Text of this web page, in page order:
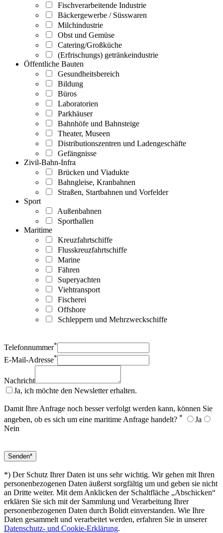
Fischverarbeitende Industrie
Bäckergewerbe / Süsswaren
Milchindustrie
Obst und Gemüse
Catering/Großküche
(Erfrischungs) getränkeindustrie
Öffentliche Bauten
Gesundheitsbereich
Bildung
Büros
Laboratorien
Parkhäuser
Bahnhöfe und Bahnsteige
Theater, Museen
Distributionszentren und Ladengeschäfte
Gefängnisse
Zivil-Bahn-Infra
Brücken und Viadukte
Bahngleise, Kranbahnen
Straßen, Startbahnen und Vorfelder
Sport
Außenbahnen
Sporthallen
Maritime
Kreuzfahrtschiffe
Flusskreuzfahrtschiffe
Marine
Fähren
Superyachten
Viehtransport
Fischerei
Offshore
Schleppern und Mehrzweckschiffe
Telefonnummer*
E-Mail-Adresse*
Nachricht
Ja, ich möchte den Newsletter erhalten.
Damit Ihre Anfrage noch besser verfolgt werden kann, können Sie
angeben, ob es sich um eine maritime Anfrage handelt? *
Ja
Nein
*) Der Schutz Ihrer Daten ist uns sehr wichtig. Wir gehen mit Ihren
personenbezogenen Daten äußerst sorgfältig um und geben sie nicht
an Dritte weiter. Mit dem Anklicken der Schaltfläche „Abschicken“
erklären Sie sich mit der Sammlung und Verarbeitung Ihrer
personenbezogenen Daten durch Bolidt einverstanden. Wie Ihre
Daten gesammelt und verarbeitet werden, erfahren Sie in unserer
Datenschutz- und Cookie-Erklärung.